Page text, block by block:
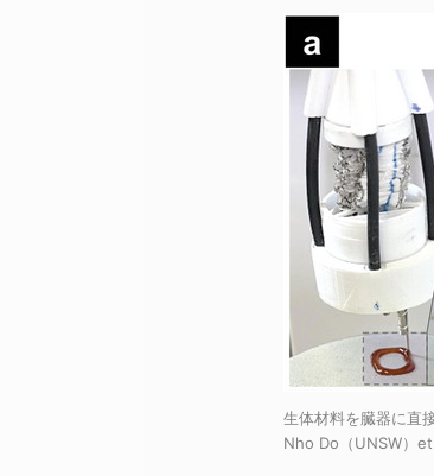
生体材料を臓器に直
Nho Do（UNSW）